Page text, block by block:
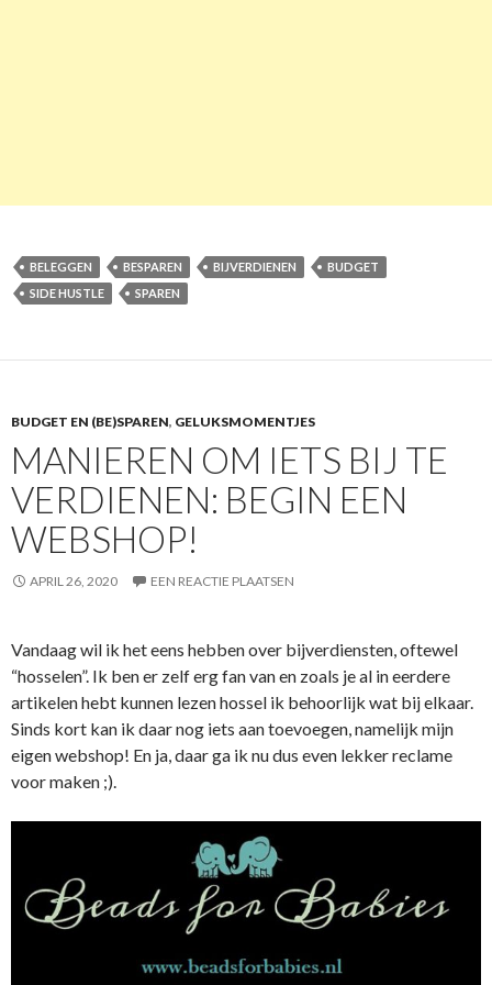
BELEGGEN BESPAREN BIJVERDIENEN
BUDGET
SIDE HUSTLE
SPAREN
BUDGET EN (BE)SPAREN, GELUKSMOMENTJES
MANIEREN OM IETS BIJ TE
VERDIENEN: BEGIN EEN
WEBSHOP!
APRIL 26, 2020 EEN REACTIE PLAATSEN
Vandaag wil ik het eens hebben over bijverdiensten, oftewel
“hosselen”. Ik ben er zelf erg fan van en zoals je al in eerdere
artikelen hebt kunnen lezen hossel ik behoorlijk wat bij elkaar.
Sinds kort kan ik daar nog iets aan toevoegen, namelijk mijn
eigen webshop! En ja, daar ga ik nu dus even lekker reclame
voor maken ;).